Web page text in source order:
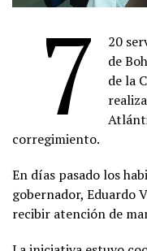
7
20
de
de la
corregimiento.
En días pasado los
gobernador, Eduardo
recibir atención de